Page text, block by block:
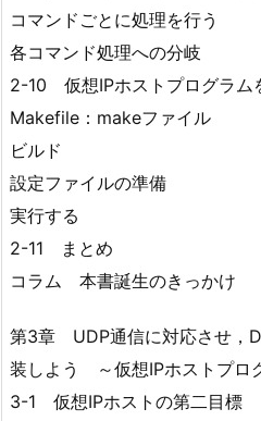
コマンドごとに処理を行う
各コマンド処理への分岐
2-10 仮想IPホストプログラム
Makefile：makeファイル
ビルド
設定ファイルの準備
実行する
2-11 まとめ
コラム 本書誕生のきっかけ
第3章 UDP通信に対応させ，
装しよう ～仮想IPホストプロ
3-1 仮想IPホストの第二目標